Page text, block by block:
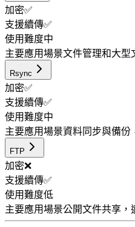
加密✅
支援續傳✅
使用難度中
主要應用場景文件管理和大型
Rsync
加密✅
支援續傳✅
使用難度中
主要應用場景資料同步與備份
FTP
加密❌
支援續傳✅
使用難度低
主要應用場景公開文件共享，